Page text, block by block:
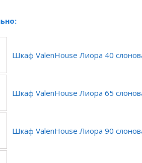
Шкаф ValenHouse Лиора 40
Шкаф ValenHouse Лиора 65
Шкаф ValenHouse Лиора 90